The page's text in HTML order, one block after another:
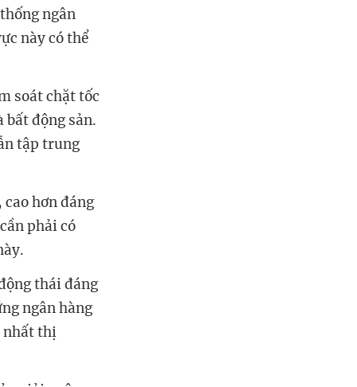
ngân
này có thể
soát chặt tốc
động sản.
tập trung
hơn đáng
phải có
thái đáng
ngân hàng
nhất thị